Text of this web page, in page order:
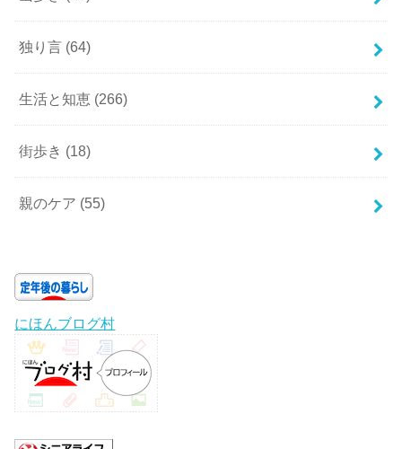
独り言 (64)
生活と知恵 (266)
街歩き (18)
親のケア (55)
にほんブログ村